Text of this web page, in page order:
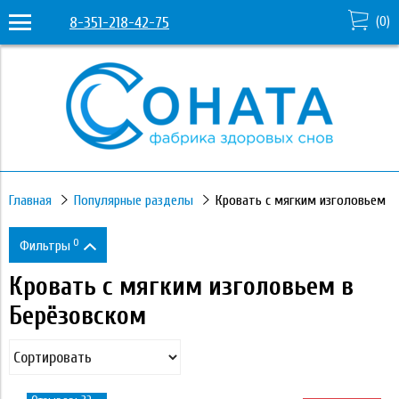
8-351-218-42-75 (0)
Главная Популярные разделы Кровать с мягким изголовьем
Фильтры 0
Цена
Кровать с мягким изголовьем в
Берёзовском